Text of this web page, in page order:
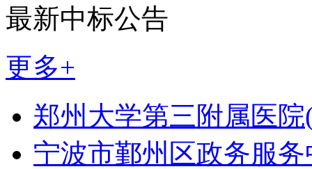
最新中标公告
更多+
郑州大学第三附属医
宁波市鄞州区政务服